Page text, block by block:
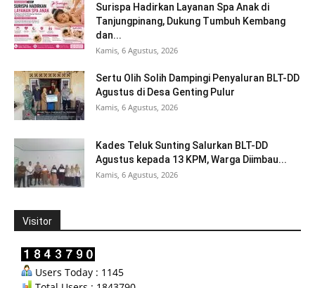
Surispa Hadirkan Layanan Spa Anak di
Tanjungpinang, Dukung Tumbuh Kembang
dan...
Kamis, 6 Agustus, 2026
Sertu Olih Solih Dampingi Penyaluran BLT-DD
Agustus di Desa Genting Pulur
Kamis, 6 Agustus, 2026
Kades Teluk Sunting Salurkan BLT-DD
Agustus kepada 13 KPM, Warga Diimbau...
Kamis, 6 Agustus, 2026
Visitor
Users Today : 1145